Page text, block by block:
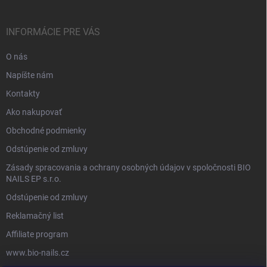
INFORMÁCIE PRE VÁS
O nás
Napíšte nám
Kontakty
Ako nakupovať
Obchodné podmienky
Odstúpenie od zmluvy
Zásady spracovania a ochrany osobných údajov v spoločnosti BIO
NAILS EP s.r.o.
Odstúpenie od zmluvy
Reklamačný list
Affiliate program
www.bio-nails.cz